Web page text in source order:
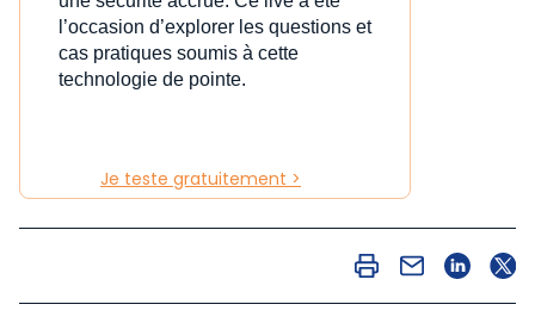
l’occasion d’explorer les questions et
cas pratiques soumis à cette
technologie de pointe.
Je teste gratuitement >